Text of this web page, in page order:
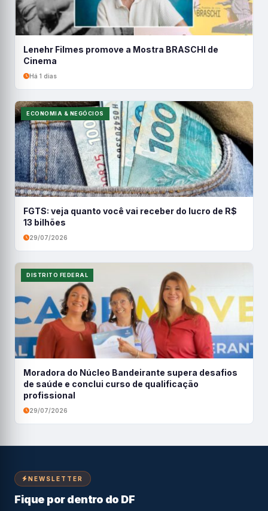
Lenehr Filmes promove a Mostra BRASCHI de
Cinema
Há 1 dias
ECONOMIA & NEGÓCIOS
FGTS: veja quanto você vai receber do lucro de R$
13 bilhões
29/07/2026
DISTRITO FEDERAL
Moradora do Núcleo Bandeirante supera desafios
de saúde e conclui curso de qualificação
profissional
29/07/2026
NEWSLETTER
Fique por dentro do DF